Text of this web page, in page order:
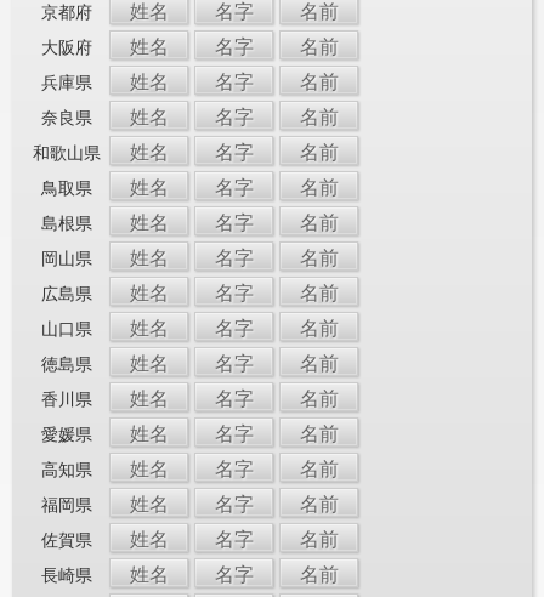
京都府 姓名 名字 名前
大阪府 姓名 名字 名前
兵庫県 姓名 名字 名前
奈良県 姓名 名字 名前
和歌山県 姓名 名字 名前
鳥取県 姓名 名字 名前
島根県 姓名 名字 名前
岡山県 姓名 名字 名前
広島県 姓名 名字 名前
山口県 姓名 名字 名前
徳島県 姓名 名字 名前
香川県 姓名 名字 名前
愛媛県 姓名 名字 名前
高知県 姓名 名字 名前
福岡県 姓名 名字 名前
佐賀県 姓名 名字 名前
長崎県 姓名 名字 名前